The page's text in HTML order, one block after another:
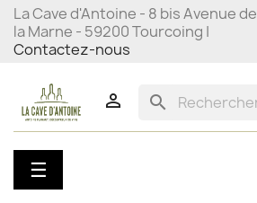
La Cave d'Antoine - 8 bis Avenue de
la Marne - 59200 Tourcoing |
Contactez-nous
 search
Basculer
la
☰